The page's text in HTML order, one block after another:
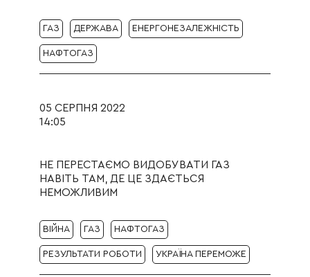
ГАЗ ДЕРЖАВА ЕНЕРГОНЕЗАЛЕЖНІСТЬ
НАФТОГАЗ
05 СЕРПНЯ 2022
14:05
НЕ ПЕРЕСТАЄМО ВИДОБУВАТИ ГАЗ
НАВІТЬ ТАМ, ДЕ ЦЕ ЗДАЄТЬСЯ
НЕМОЖЛИВИМ
ВІЙНА ГАЗ НАФТОГАЗ
РЕЗУЛЬТАТИ РОБОТИ УКРАЇНА ПЕРЕМОЖЕ